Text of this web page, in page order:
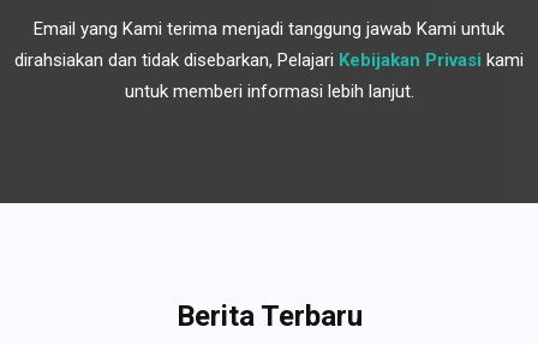
Email yang Kami terima menjadi tanggung jawab Kami untuk
dirahsiakan dan tidak disebarkan, Pelajari Kebijakan Privasi kami
untuk memberi informasi lebih lanjut.
Berita Terbaru